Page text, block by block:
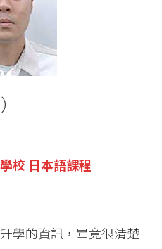
校 日本語課程
學的資訊，畢竟很清楚